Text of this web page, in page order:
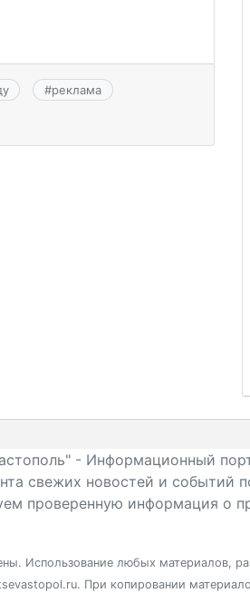
#реклама
- Информационный
свежих новостей и событий
проверенную информация о
Использование любых материалов,
При копировании